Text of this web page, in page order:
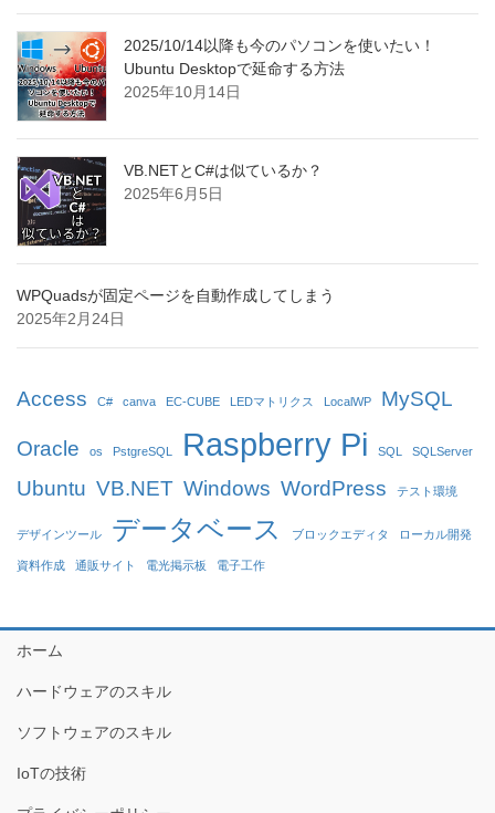
2025/10/14以降も今のパソコンを使いたい！
Ubuntu Desktopで延命する方法
2025年10月14日
VB.NETとC#は似ているか？
2025年6月5日
WPQuadsが固定ページを自動作成してしまう
2025年2月24日
Access C# canva EC-CUBE LEDマトリクス LocalWP MySQL
Oracle os PstgreSQL Raspberry Pi SQL SQLServer
Ubuntu VB.NET Windows WordPress テスト環境
デザインツール データベース ブロックエディタ ローカル開発
資料作成 通販サイト 電光掲示板 電子工作
ホーム
ハードウェアのスキル
ソフトウェアのスキル
IoTの技術